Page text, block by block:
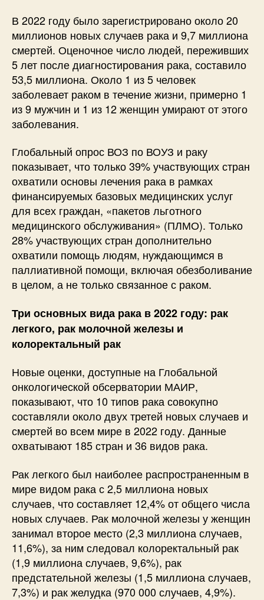
В 2022 году было зарегистрировано около 20
миллионов новых случаев рака и 9,7 миллиона
смертей. Оценочное число людей, переживших
5 лет после диагностирования рака, составило
53,5 миллиона. Около 1 из 5 человек
заболевает раком в течение жизни, примерно 1
из 9 мужчин и 1 из 12 женщин умирают от этого
заболевания.
Глобальный опрос ВОЗ по ВОУЗ и раку
показывает, что только 39% участвующих стран
охватили основы лечения рака в рамках
финансируемых базовых медицинских услуг
для всех граждан, «пакетов льготного
медицинского обслуживания» (ПЛМО). Только
28% участвующих стран дополнительно
охватили помощь людям, нуждающимся в
паллиативной помощи, включая обезболивание
в целом, а не только связанное с раком.
Три основных вида рака в 2022 году: рак
легкого, рак молочной железы и
колоректальный рак
Новые оценки, доступные на Глобальной
онкологической обсерватории МАИР,
показывают, что 10 типов рака совокупно
составляли около двух третей новых случаев и
смертей во всем мире в 2022 году. Данные
охватывают 185 стран и 36 видов рака.
Рак легкого был наиболее распространенным в
мире видом рака с 2,5 миллиона новых
случаев, что составляет 12,4% от общего числа
новых случаев. Рак молочной железы у женщин
занимал второе место (2,3 миллиона случаев,
11,6%), за ним следовал колоректальный рак
(1,9 миллиона случаев, 9,6%), рак
предстательной железы (1,5 миллиона случаев,
7,3%) и рак желудка (970 000 случаев, 4,9%).